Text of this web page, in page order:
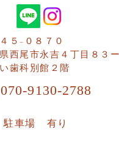
５−０８７０
西尾市​永吉４丁目８３
歯科別館２階
070-9130-2788
​駐車場 有り